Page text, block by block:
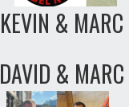
KEVIN & MARC
DAVID & MARC